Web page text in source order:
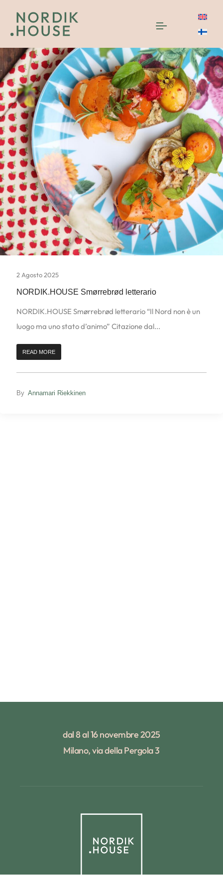
2 Agosto 2025
NORDIK.HOUSE Smørrebrød letterario
NORDIK.HOUSE Smørrebrød letterario “Il Nord non è un
luogo ma uno stato d’animo” Citazione dal...
READ MORE
By Annamari Riekkinen
dal 8 al 16 novembre 2025
Milano, via della Pergola 3